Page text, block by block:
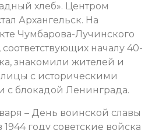
хлеб». Центром
Архангельск. На
Чумбарова-Лучинского
соответствующих началу 40-
знакомили жителей и
с историческими
с блокадой Ленинграда.
– День воинской славы
году советские войска